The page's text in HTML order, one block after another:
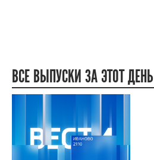
ВСЕ ВЫПУСКИ ЗА ЭТОТ ДЕНЬ